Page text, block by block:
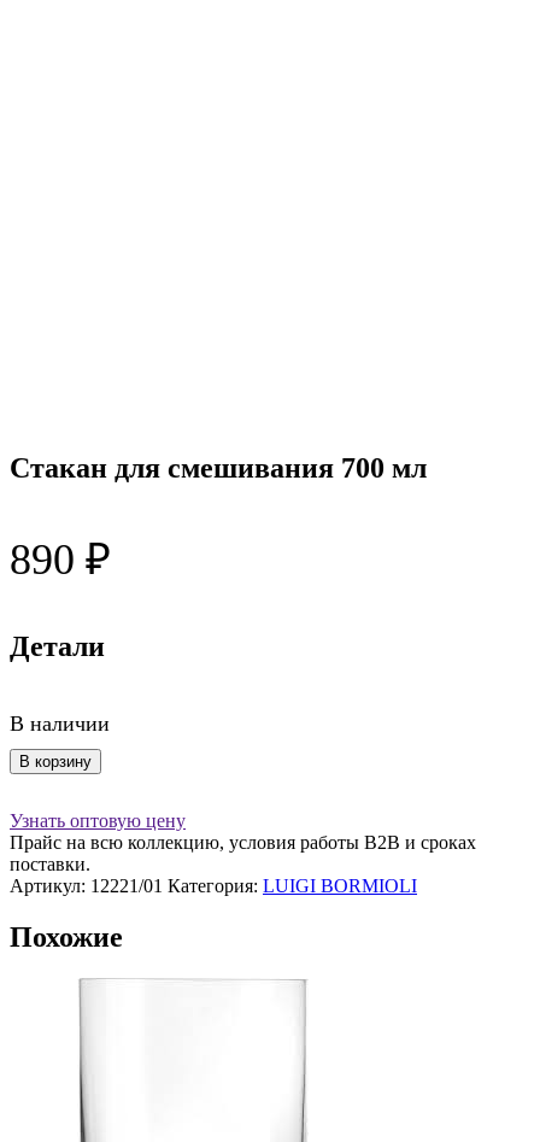
Стакан для смешивания 700 мл
890 ₽
Детали
В наличии
Количество
товара
для
смешивания
700
мл
В корзину
Узнать оптовую цену
Прайс на всю коллекцию, условия работы В2В и сроках
поставки.
Артикул: 12221/01 Категория: LUIGI BORMIOLI
Похожие